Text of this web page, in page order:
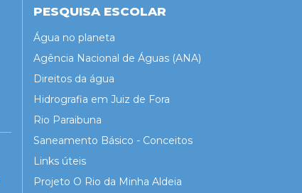
PESQUISA ESCOLAR
Água no planeta
Agência Nacional de Águas (ANA)
Direitos da água
Hidrografia em Juiz de Fora
Rio Paraibuna
Saneamento Básico - Conceitos
Links úteis
Projeto O Rio da Minha Aldeia